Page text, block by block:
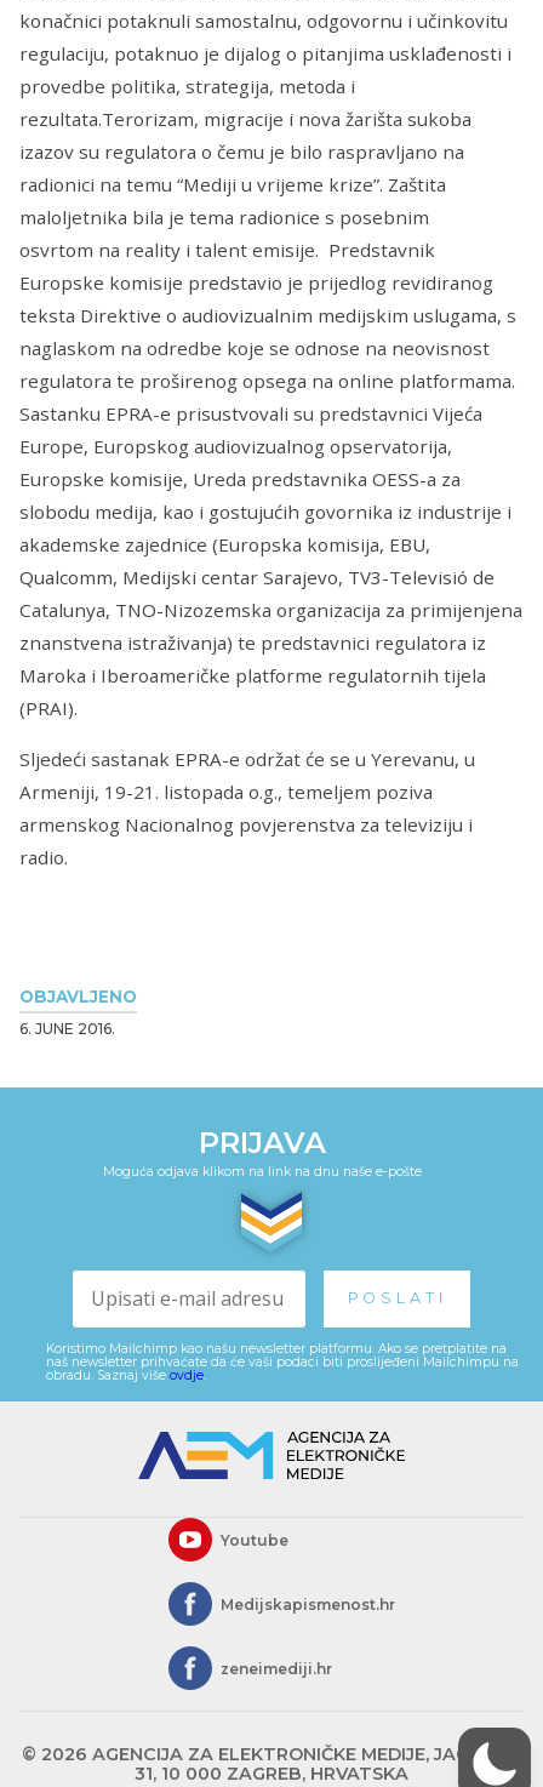
OBJAVLJENO
6. JUNE 2016.
konačnici potaknuli samostalnu, odgovornu i učinkovitu
regulaciju, potaknuo je dijalog o pitanjima usklađenosti i
provedbe politika, strategija, metoda i
rezultata.Terorizam, migracije i nova žarišta sukoba
izazov su regulatora o čemu je bilo raspravljano na
radionici na temu “Mediji u vrijeme krize”. Zaštita
maloljetnika bila je tema radionice s posebnim
osvrtom na reality i talent emisije. Predstavnik
Europske komisije predstavio je prijedlog revidiranog
teksta Direktive o audiovizualnim medijskim uslugama, s
naglaskom na odredbe koje se odnose na neovisnost
regulatora te proširenog opsega na online platformama.
Sastanku EPRA-e prisustvovali su predstavnici Vijeća
Europe, Europskog audiovizualnog opservatorija,
Europske komisije, Ureda predstavnika OESS-a za
slobodu medija, kao i gostujućih govornika iz industrije i
akademske zajednice (Europska komisija, EBU,
Qualcomm, Medijski centar Sarajevo, TV3-Televisió de
Catalunya, TNO-Nizozemska organizacija za primijenjena
znanstvena istraživanja) te predstavnici regulatora iz
Maroka i Iberoameričke platforme regulatornih tijela
(PRAI).
Sljedeći sastanak EPRA-e održat će se u Yerevanu, u
Armeniji, 19-21. listopada o.g., temeljem poziva
armenskog Nacionalnog povjerenstva za televiziju i
radio.
PRIJAVA
Moguća odjava klikom na link na dnu naše e-pošte
Koristimo Mailchimp kao našu newsletter platformu. Ako se pretplatite na
naš newsletter prihvaćate da će vaši podaci biti proslijeđeni Mailchimpu na
obradu. Saznaj više ovdje.
Youtube
Medijskapismenost.hr
zeneimediji.hr
© 2026 AGENCIJA ZA ELEKTRONIČKE MEDIJE, JAGIĆEVA
31, 10 000 ZAGREB, HRVATSKA